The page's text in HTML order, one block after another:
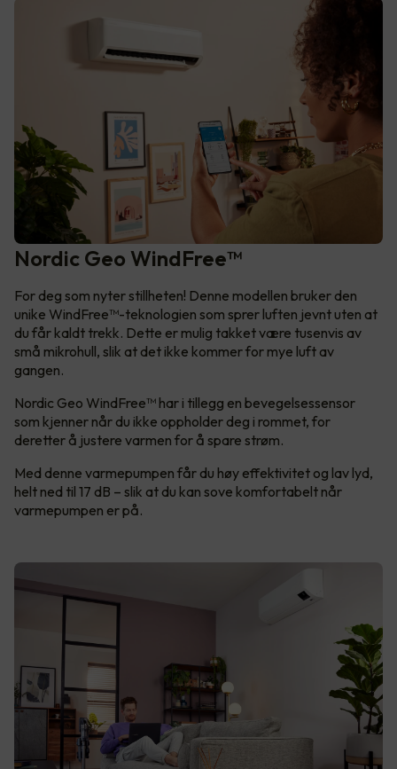
Nordic Geo WindFree™
For deg som nyter stillheten! Denne modellen bruker den
unike WindFree™-teknologien som sprer luften jevnt uten at
du får kaldt trekk. Dette er mulig takket være tusenvis av
små mikrohull, slik at det ikke kommer for mye luft av
gangen.
Nordic Geo WindFree™ har i tillegg en bevegelsessensor
som kjenner når du ikke oppholder deg i rommet, for
deretter å justere varmen for å spare strøm.
Med denne varmepumpen får du høy effektivitet og lav lyd,
helt ned til 17 dB – slik at du kan sove komfortabelt når
varmepumpen er på.